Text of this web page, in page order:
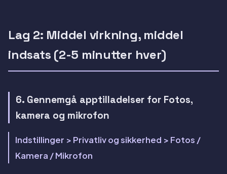
Lag 2: Middel virkning, middel
indsats (2-5 minutter hver)
6. Gennemgå apptilladelser for Fotos,
kamera og mikrofon
Indstillinger > Privatliv og sikkerhed > Fotos /
Kamera / Mikrofon